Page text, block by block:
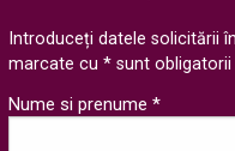
Introduceți datele solicitării
marcate cu * sunt obligatorii
Nume si prenume *